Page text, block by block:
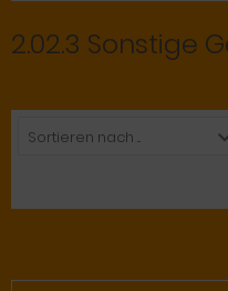
2.02.3 Sonstige
Sortieren nach ...